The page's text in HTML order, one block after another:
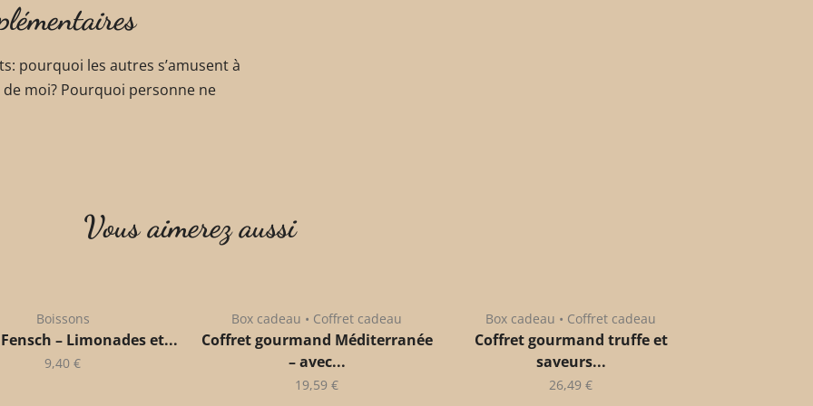
pourquoi les autres s’amusent à
de moi? Pourquoi personne ne
Vous aimerez aussi
Boissons
– Limonades et...
9,40 €
Box cadeau • Coffret cadeau
Coffret gourmand Méditerranée
– avec...
19,59 €
Box cadeau • Coffret cadeau
Coffret gourmand truffe et
saveurs...
26,49 €